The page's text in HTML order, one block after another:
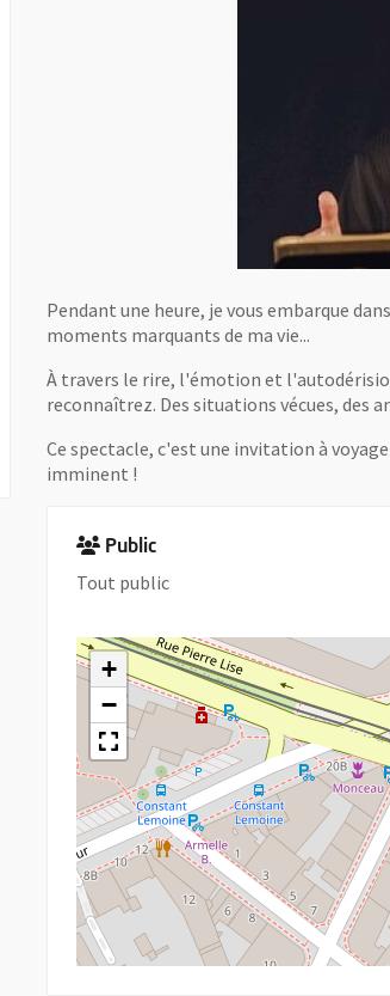
Pendant une heure, je vous embarque
moments marquants de ma vie...
À travers le rire, l'émotion et
reconnaîtrez. Des situations vécues, des
Ce spectacle, c'est une invitation à
imminent !
Public
Tout public
+
−